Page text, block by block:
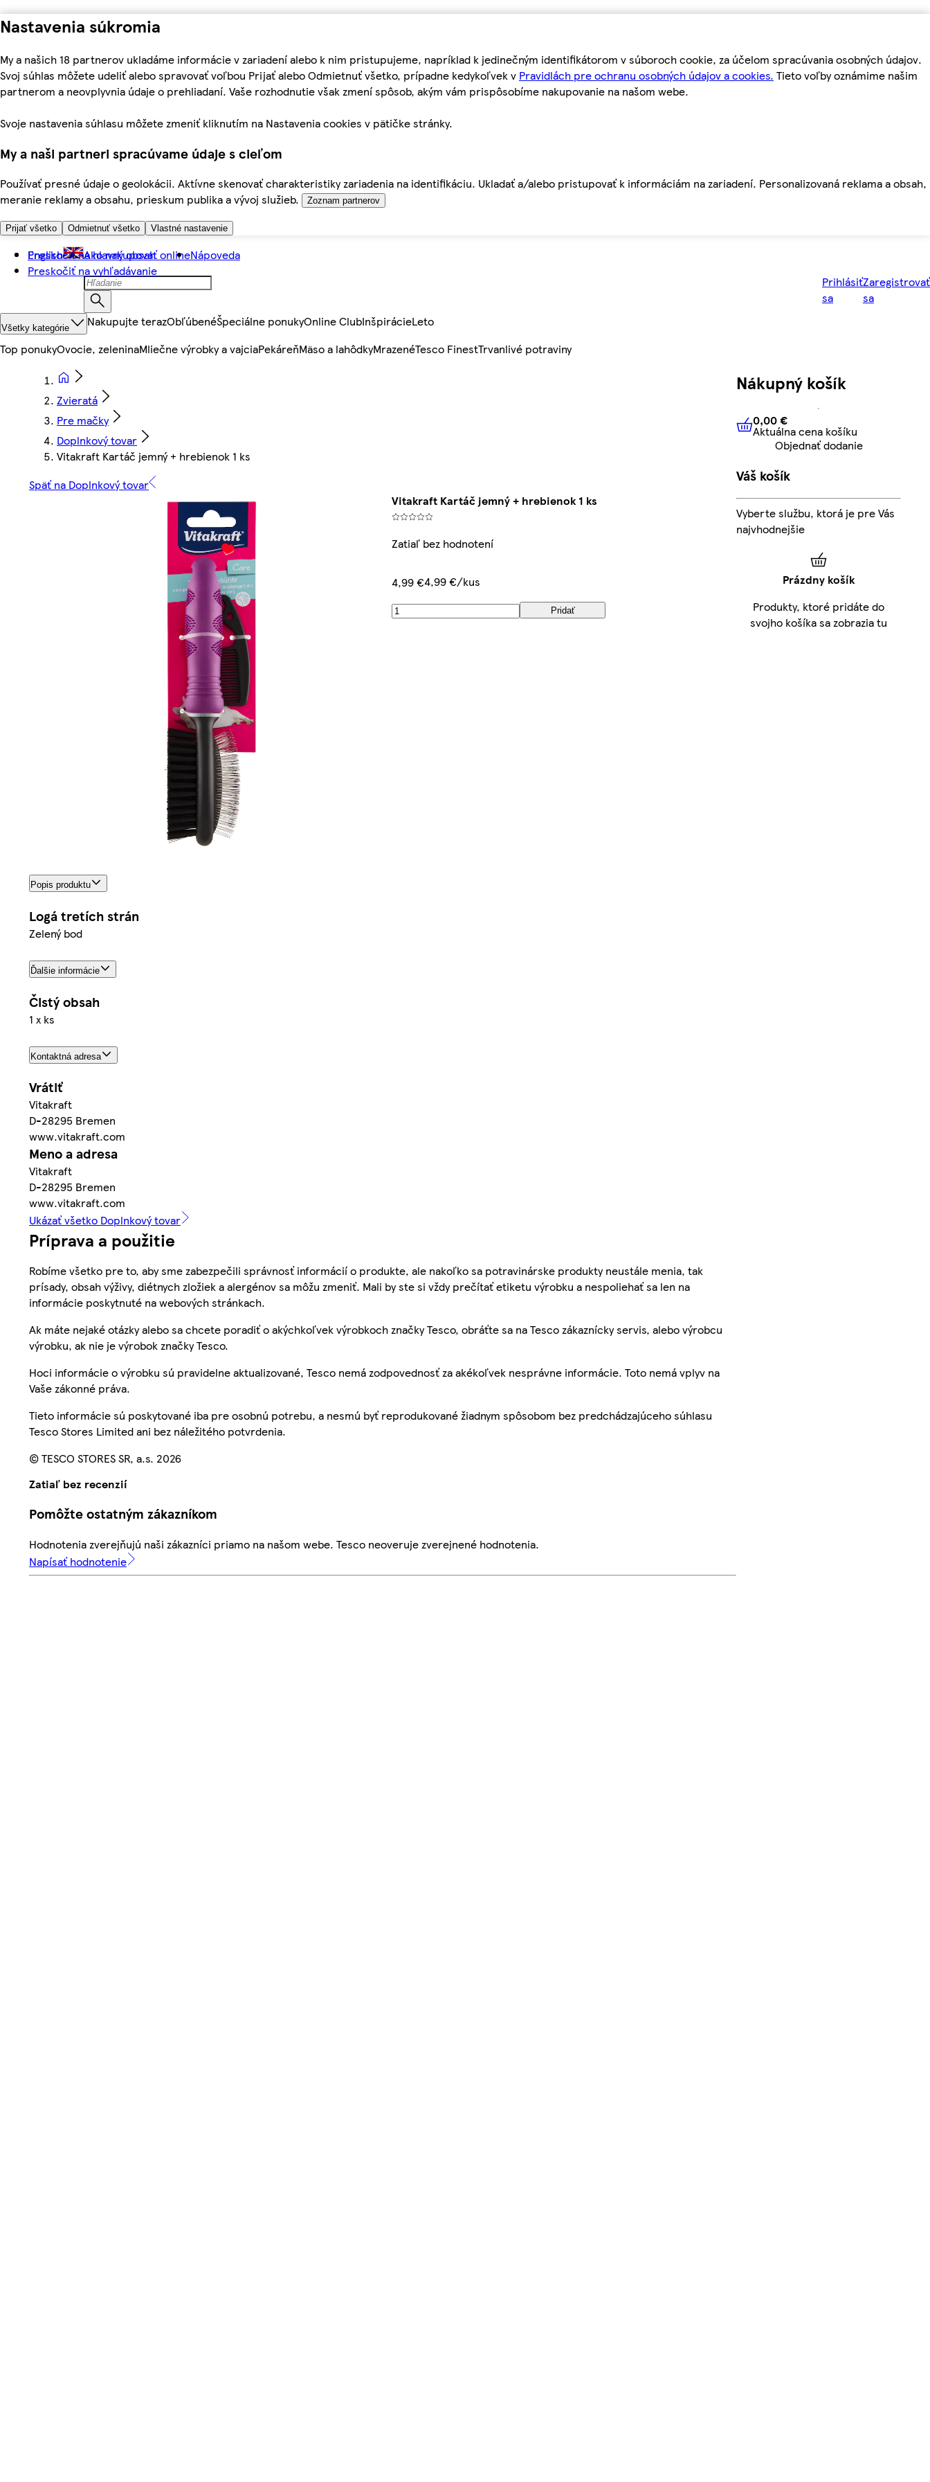
Nastavenia súkromia
My a našich 18 partnerov ukladáme informácie v zariadení alebo k nim pristupujeme, napríklad k jedinečným identifikátorom v súboroch cookie, za účelom spracúvania osobných údajov.
Svoj súhlas môžete udeliť alebo spravovať voľbou Prijať alebo Odmietnuť všetko, prípadne kedykoľvek v Pravidlách pre ochranu osobných údajov a cookies. Tieto voľby oznámime našim
partnerom a neovplyvnia údaje o prehliadaní. Vaše rozhodnutie však zmení spôsob, akým vám prispôsobíme nakupovanie na našom webe.
Svoje nastavenia súhlasu môžete zmeniť kliknutím na Nastavenia cookies v pätičke stránky.
My a naši partneri spracúvame údaje s cieľom
Používať presné údaje o geolokácii. Aktívne skenovať charakteristiky zariadenia na identifikáciu. Ukladať a/alebo pristupovať k informáciám na zariadení. Personalizovaná reklama a obsah,
meranie reklamy a obsahu, prieskum publika a vývoj služieb.
Zoznam partnerov
Prijať všetko Odmietnuť všetko Vlastné nastavenie
Preskočiť na hlavný obsah
Preskočiť na vyhľadávanie
English Ako nakupovať onlineNápoveda
Prihlásiť
sa
Zaregistrovať
sa
Všetky kategórie Nakupujte terazObľúbenéŠpeciálne ponukyOnline ClubInšpirácieLeto
Top ponukyOvocie, zeleninaMliečne výrobky a vajciaPekáreňMäso a lahôdkyMrazenéTesco FinestTrvanlivé potraviny
Zvieratá
Pre mačky
Doplnkový tovar
Vitakraft Kartáč jemný + hrebienok 1 ks
Späť na Doplnkový tovar
Vitakraft Kartáč jemný + hrebienok 1 ks
Zatiaľ bez hodnotení
4,99 €4,99 €/kus
Pridať
Popis produktu
Logá tretích strán
Zelený bod
Ďalšie informácie
Čistý obsah
1 x ks
Kontaktná adresa
Vrátiť
Vitakraft
D-28295 Bremen
www.vitakraft.com
Meno a adresa
Vitakraft
D-28295 Bremen
www.vitakraft.com
Ukázať všetko Doplnkový tovar
Príprava a použitie
Robíme všetko pre to, aby sme zabezpečili správnosť informácií o produkte, ale nakoľko sa potravinárske produkty neustále menia, tak
prísady, obsah výživy, diétnych zložiek a alergénov sa môžu zmeniť. Mali by ste si vždy prečítať etiketu výrobku a nespoliehať sa len na
informácie poskytnuté na webových stránkach.
Ak máte nejaké otázky alebo sa chcete poradiť o akýchkoľvek výrobkoch značky Tesco, obráťte sa na Tesco zákaznícky servis, alebo výrobcu
výrobku, ak nie je výrobok značky Tesco.
Hoci informácie o výrobku sú pravidelne aktualizované, Tesco nemá zodpovednosť za akékoľvek nesprávne informácie. Toto nemá vplyv na
Vaše zákonné práva.
Tieto informácie sú poskytované iba pre osobnú potrebu, a nesmú byť reprodukované žiadnym spôsobom bez predchádzajúceho súhlasu
Tesco Stores Limited ani bez náležitého potvrdenia.
© TESCO STORES SR, a.s. 2026
Zatiaľ bez recenzií
Pomôžte ostatným zákazníkom
Hodnotenia zverejňujú naši zákazníci priamo na našom webe. Tesco neoveruje zverejnené hodnotenia.
Napísať hodnotenie
Nákupný košík
0,00 € Aktuálna cena košíku
0,00 €
Aktuálna cena košíku
Objednať dodanie
Váš košík
Vyberte službu, ktorá je pre Vás
najvhodnejšie
Prázdny košík
Produkty, ktoré pridáte do
svojho košíka sa zobrazia tu